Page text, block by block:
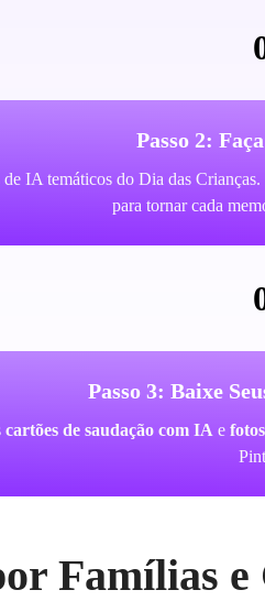
Passo 2:
IA temáticos do Dia das
para tornar cada
Passo 3: Baixe
cartões de saudação com IA e
Famílias e